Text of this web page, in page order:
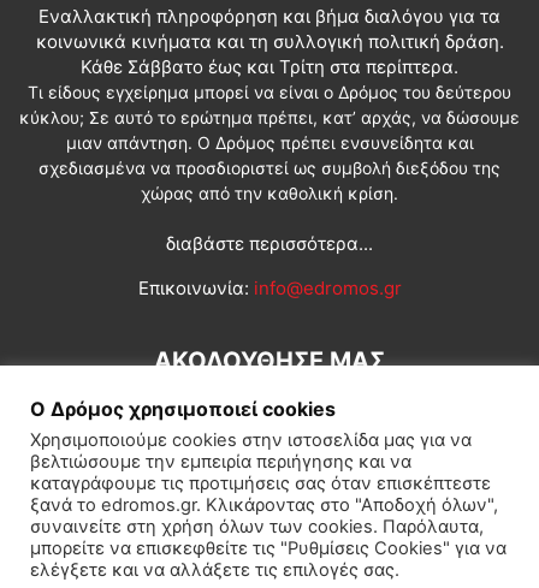
Εναλλακτική πληροφόρηση και βήμα διαλόγου για τα
κοινωνικά κινήματα και τη συλλογική πολιτική δράση.
Κάθε Σάββατο έως και Τρίτη στα περίπτερα.
Τι είδους εγχείρημα μπορεί να είναι ο Δρόμος του δεύτερου
κύκλου; Σε αυτό το ερώτημα πρέπει, κατ’ αρχάς, να δώσουμε
μιαν απάντηση. Ο Δρόμος πρέπει ενσυνείδητα και
σχεδιασμένα να προσδιοριστεί ως συμβολή διεξόδου της
χώρας από την καθολική κρίση.
διαβάστε περισσότερα...
Επικοινωνία: info@edromos.gr
ΑΚΟΛΟΥΘΗΣΕ ΜΑΣ
Εγγραφή συνδρομητή Πολιτική Διεθνή Κοινωνία
Πολιτισμός Αφιερώματα
Ο Δρόμος χρησιμοποιεί cookies
Χρησιμοποιούμε cookies στην ιστοσελίδα μας για να
βελτιώσουμε την εμπειρία περιήγησης και να
καταγράφουμε τις προτιμήσεις σας όταν επισκέπτεστε
ξανά το edromos.gr. Κλικάροντας στο "Αποδοχή όλων",
συναινείτε στη χρήση όλων των cookies. Παρόλαυτα,
μπορείτε να επισκεφθείτε τις "Ρυθμίσεις Cookies" για να
ελέγξετε και να αλλάξετε τις επιλογές σας.